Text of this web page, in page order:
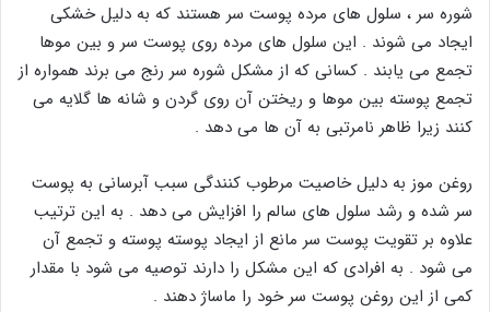
شوره سر ، سلول های مرده پوست سر هستند که به دلیل خشکی
ایجاد می شوند . این سلول های مرده روی پوست سر و بین موها
تجمع می یابند . کسانی که از مشکل شوره سر رنج می برند همواره از
تجمع پوسته بین موها و ریختن آن روی گردن و شانه ها گلایه می
کنند زیرا ظاهر نامرتبی به آن ها می دهد .
روغن موز به دلیل خاصیت مرطوب کنندگی سبب آبرسانی به پوست
سر شده و رشد سلول های سالم را افزایش می دهد . به این ترتیب
علاوه بر تقویت پوست سر مانع از ایجاد پوسته پوسته و تجمع آن
می شود . به افرادی که این مشکل را دارند توصیه می شود با مقدار
کمی از این روغن پوست سر خود را ماساژ دهند .